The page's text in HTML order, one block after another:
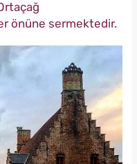
önüne sermektedir.